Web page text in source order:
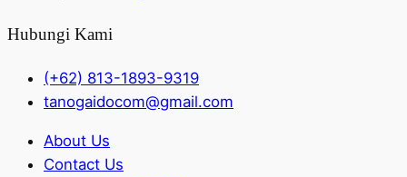
Hubungi Kami
(+62) 813-1893-9319
tanogaidocom@gmail.com
About Us
Contact Us